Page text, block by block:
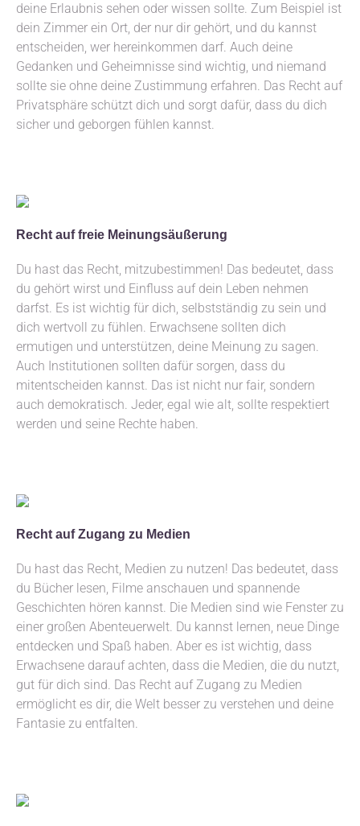
deine Erlaubnis sehen oder wissen sollte. Zum Beispiel ist
dein Zimmer ein Ort, der nur dir gehört, und du kannst
entscheiden, wer hereinkommen darf. Auch deine
Gedanken und Geheimnisse sind wichtig, und niemand
sollte sie ohne deine Zustimmung erfahren. Das Recht auf
Privatsphäre schützt dich und sorgt dafür, dass du dich
sicher und geborgen fühlen kannst.
Recht auf freie Meinungsäußerung
Du hast das Recht, mitzubestimmen! Das bedeutet, dass
du gehört wirst und Einfluss auf dein Leben nehmen
darfst. Es ist wichtig für dich, selbstständig zu sein und
dich wertvoll zu fühlen. Erwachsene sollten dich
ermutigen und unterstützen, deine Meinung zu sagen.
Auch Institutionen sollten dafür sorgen, dass du
mitentscheiden kannst. Das ist nicht nur fair, sondern
auch demokratisch. Jeder, egal wie alt, sollte respektiert
werden und seine Rechte haben.
Recht auf Zugang zu Medien
Du hast das Recht, Medien zu nutzen! Das bedeutet, dass
du Bücher lesen, Filme anschauen und spannende
Geschichten hören kannst. Die Medien sind wie Fenster zu
einer großen Abenteuerwelt. Du kannst lernen, neue Dinge
entdecken und Spaß haben. Aber es ist wichtig, dass
Erwachsene darauf achten, dass die Medien, die du nutzt,
gut für dich sind. Das Recht auf Zugang zu Medien
ermöglicht es dir, die Welt besser zu verstehen und deine
Fantasie zu entfalten.